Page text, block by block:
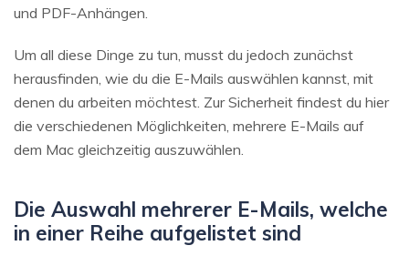
und PDF-Anhängen.
Um all diese Dinge zu tun, musst du jedoch zunächst
herausfinden, wie du die E-Mails auswählen kannst, mit
denen du arbeiten möchtest. Zur Sicherheit findest du hier
die verschiedenen Möglichkeiten, mehrere E-Mails auf
dem Mac gleichzeitig auszuwählen.
Die Auswahl mehrerer E-Mails, welche
in einer Reihe aufgelistet sind